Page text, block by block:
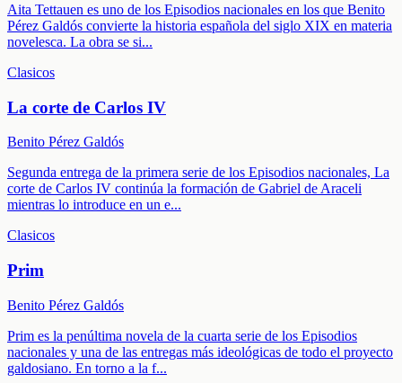
Aita Tettauen es uno de los Episodios nacionales en los que Benito
Pérez Galdós convierte la historia española del siglo XIX en materia
novelesca. La obra se si...
Clasicos
La corte de Carlos IV
Benito Pérez Galdós
Segunda entrega de la primera serie de los Episodios nacionales, La
corte de Carlos IV continúa la formación de Gabriel de Araceli
mientras lo introduce en un e...
Clasicos
Prim
Benito Pérez Galdós
Prim es la penúltima novela de la cuarta serie de los Episodios
nacionales y una de las entregas más ideológicas de todo el proyecto
galdosiano. En torno a la f...